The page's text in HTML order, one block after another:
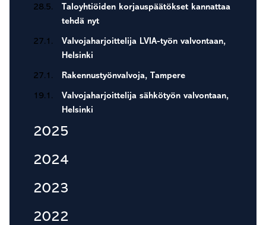
28.5.
Taloyhtiöiden korjauspäätökset kannattaa
tehdä nyt
27.1.
Valvojaharjoittelija LVIA-työn valvontaan,
Helsinki
27.1. Rakennustyönvalvoja, Tampere
19.1.
Valvojaharjoittelija sähkötyön valvontaan,
Helsinki
2025
2024
2023
2022